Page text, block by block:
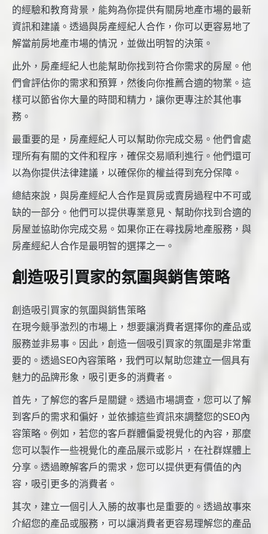
的經驗和教育背景，能夠為你提供有關房地產市場的最新
資訊和建議。透過與房產經紀人合作，你可以更容易地了
解當前房地產市場的情況，並做出明智的決策。
此外，房產經紀人也能幫助你找到符合你需求的房屋。他
們會評估你的需求和預算，然後向你推薦合適的物業。這
樣可以節省你大量的時間和精力，讓你更專注於其他事
務。
最重要的是，房產經紀人可以幫助你完成交易。他們會處
理所有有關的文件和程序，確保交易順利進行。他們還可
以為你提供法律建議，以確保你的權益得到充分保障。
總結來說，與房產經紀人合作是買房或賣房過程中不可或
缺的一部分。他們可以提供專業意見、幫助你找到合適的
房屋並協助你完成交易。如果你正在尋找房地產服務，與
房產經紀人合作是最明智的選擇之一。
創造吸引買家的氛圍與銷售策略
創造吸引買家的氛圍與銷售策略
在現今競爭激烈的市場上，想要讓消費者選擇你的產品或
服務並非易事。因此，創造一個吸引買家的氛圍是非常重
要的。透過SEO內容策略，我們可以幫助您建立一個具有
魅力的品牌形象，吸引更多的消費者。
首先，了解您的客戶是關鍵。透過市場調查，您可以了解
到客戶的需求和偏好，並依據這些資訊來調整您的SEO內
容策略。例如，若您的客戶群體偏愛視覺化的內容，那麼
您可以製作一些視覺化的產品展示或影片，在社群媒體上
分享。透過瞭解客戶的需求，您可以提供更有價值的內
容，吸引更多的消費者。
其次，建立一個引人入勝的故事也是重要的。透過故事來
介紹您的產品或服務，可以讓消費者更容易理解您的產品